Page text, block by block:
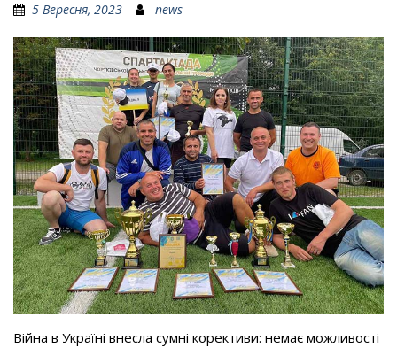
5 Вересня, 2023 news
Війна в Україні внесла сумні корективи: немає можливості